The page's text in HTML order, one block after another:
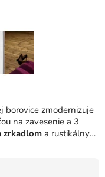
borovice zmodernizuje
na zavesenie a 3
zrkadloma rustikálnym